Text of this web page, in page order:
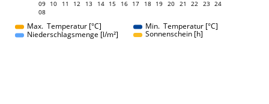
09
09
08
10 11 12 13 14 15 16 17 18 19 20 21 22 23 24
Max. Temperatur [°C]
Min. Temperatur [°C]
Niederschlagsmenge [l/m²]
Sonnenschein [h]